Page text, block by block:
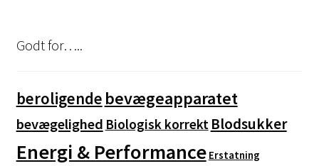
Godt for…..
beroligende bevægeapparatet
bevægelighed Biologisk korrekt Blodsukker
Energi & Performance Erstatning